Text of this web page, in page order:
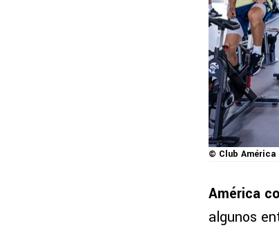
© Club América
América
algunos